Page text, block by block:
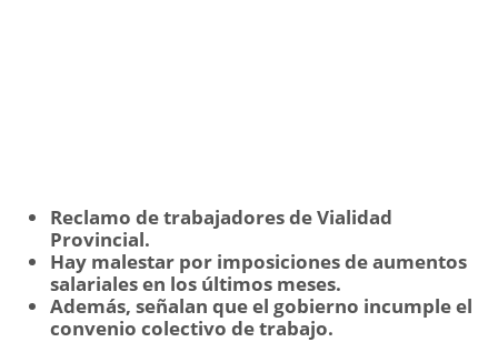
Reclamo de trabajadores de Vialidad
Provincial.
Hay malestar por imposiciones de aumentos
salariales en los últimos meses.
Además, señalan que el gobierno incumple el
convenio colectivo de trabajo.